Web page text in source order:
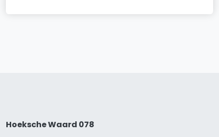
Hoeksche Waard 078